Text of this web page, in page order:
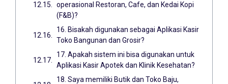
operasional Restoran, Cafe, dan Kedai Kopi
(F&B)?
16. Bisakah digunakan sebagai Aplikasi Kasir
Toko Bangunan dan Grosir?
17. Apakah sistem ini bisa digunakan untuk
Aplikasi Kasir Apotek dan Klinik Kesehatan?
18. Saya memiliki Butik dan Toko Baju,